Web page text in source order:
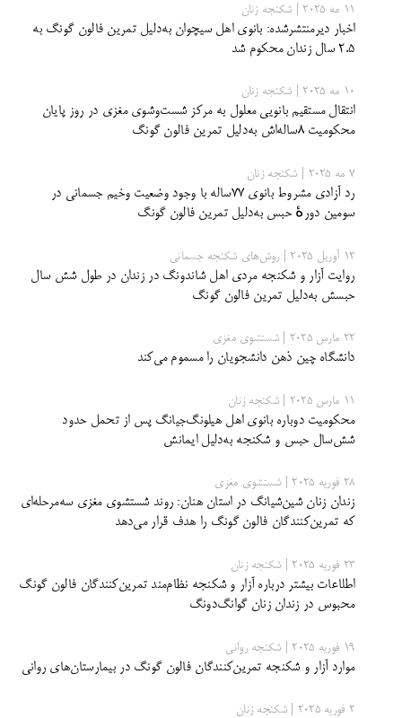
11 مه 2025 | شکنجه زنان
اخبار دیرمنتشرشده: بانوی اهل سیچوان به‌دلیل تمرین فالون گونگ به
۲.۵ سال زندان محکوم شد
10 مه 2025 | شکنجه زنان
انتقال مستقیم بانویی معلول به مرکز شست‌وشوی مغزی در روز پایان
محکومیت ۸ساله‌اش به‌دلیل تمرین فالون گونگ
7 مه 2025 | شکنجه زنان
رد آزادی مشروط بانوی ۷۷ساله با وجود وضعیت وخیم جسمانی در
سومین دورهٔ حبس به‌دلیل تمرین فالون گونگ
12 آوریل 2025 | روش‌های شکنجه جسمانی
روایت آزار و شکنجه مردی اهل شاندونگ در زندان در طول شش سال
حبسش به‌دلیل تمرین فالون گونگ
22 مارس 2025 | شستشوی مغزی
دانشگاه چین ذهن دانشجویان را مسموم می‌کند
11 مارس 2025 | شکنجه زنان
محکومیت دوباره بانوی اهل هیلونگ‌جیانگ پس از تحمل حدود
شش‌سال حبس و شکنجه به‌دلیل ایمانش
28 فوریه 2025 | شستشوی مغزی
زندان زنان شین‌شیانگ در استان هنان: روند شستشوی مغزی سه‌مرحله‌ای
که تمرین‌کنندگان فالون گونگ را هدف قرار می‌دهد
23 فوریه 2025 | شکنجه زنان
اطلاعات بیشتر درباره آزار و شکنجه نظام‌مند تمرین‌کنندگان فالون گونگ
محبوس در زندان زنان گوانگ‌دونگ
19 فوریه 2025 | شکنجه روانی
موارد آزار و شکنجه تمرین‌کنندگان فالون گونگ در بیمارستان‌های روانی
2 فوریه 2025 | شکنجه زنان